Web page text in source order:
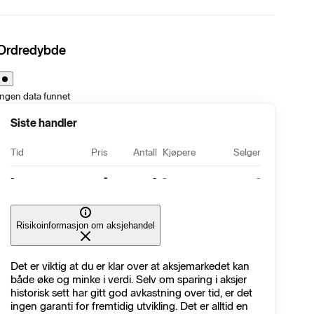
data funnet
Siste handler
Tid Pris Antall Kjøpere Selger
- - - - -
Risikoinformasjon om aksjehandel
Det er viktig at du er klar over at aksjemarkedet kan
både øke og minke i verdi. Selv om sparing i aksjer
historisk sett har gitt god avkastning over tid, er det
ingen garanti for fremtidig utvikling. Det er alltid en